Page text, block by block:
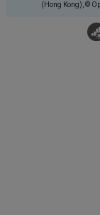
(Hong Kong), ©